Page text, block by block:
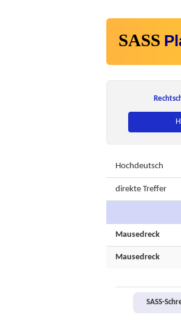
SASS
Hochdeutsch
direkte Treffer
Mausedreck
Mausedreck
SASS-